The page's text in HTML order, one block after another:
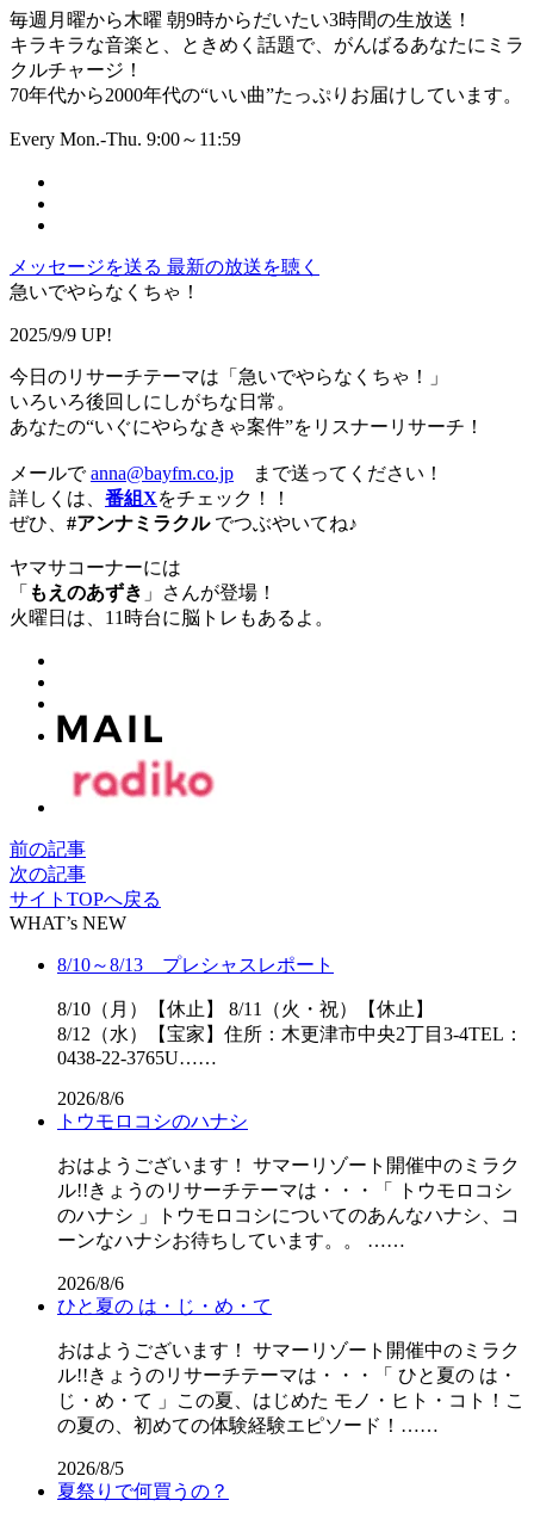
毎週月曜から木曜 朝9時からだいたい3時間の生放送！
キラキラな音楽と、ときめく話題で、がんばるあなたにミラ
クルチャージ！
70年代から2000年代の“いい曲”たっぷりお届けしています。
Every Mon.-Thu. 9:00～11:59
メッセージを送る 最新の放送を聴く
急いでやらなくちゃ！
2025/9/9 UP!
今日のリサーチテーマは「急いでやらなくちゃ！」
いろいろ後回しにしがちな日常。
あなたの“いぐにやらなきゃ案件”をリスナーリサーチ！
メールでanna@bayfm.co.jp まで送ってください！
詳しくは、 番組Xをチェック！！
ぜひ、 #アンナミラクルでつぶやいてね♪
ヤマサコーナーには
「 もえのあずき 」さんが登場！
火曜日は、11時台に脳トレもあるよ。
前の記事
次の記事
サイトTOPへ戻る
WHAT’s NEW
8/10～8/13 プレシャスレポート
8/10（月）【休止】 8/11（火・祝）【休止】
8/12（水）【宝家】住所：木更津市中央2丁目3-4TEL：
0438-22-3765U……
2026/8/6
トウモロコシのハナシ
おはようございます！ サマーリゾート開催中のミラク
ル!!きょうのリサーチテーマは・・・「 トウモロコシ
のハナシ 」トウモロコシについてのあんなハナシ、コ
ーンなハナシお待ちしています。。 ……
2026/8/6
ひと夏の は・じ・め・て
おはようございます！ サマーリゾート開催中のミラク
ル!!きょうのリサーチテーマは・・・「 ひと夏の は・
じ・め・て 」この夏、はじめた モノ・ヒト・コト！こ
の夏の、初めての体験経験エピソード！……
2026/8/5
夏祭りで何買うの？